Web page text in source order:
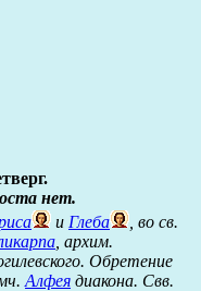
нет.
и Глеба
, во св.
, архим.
Обретение
Алфея диакона. Свв.